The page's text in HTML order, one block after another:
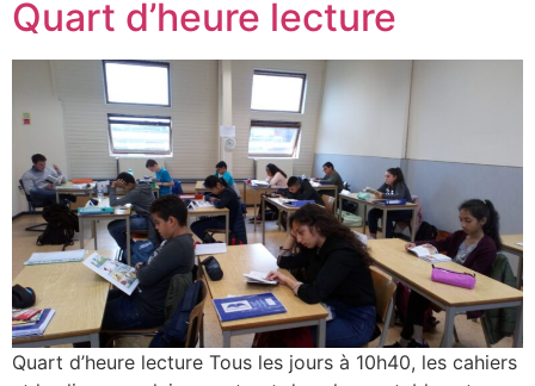
Quart d’heure lecture
Quart d’heure lecture Tous les jours à 10h40, les cahiers